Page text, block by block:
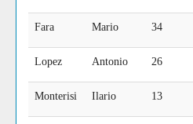
Fara Mario 34
Lopez Antonio 26
Monterisi Ilario 13